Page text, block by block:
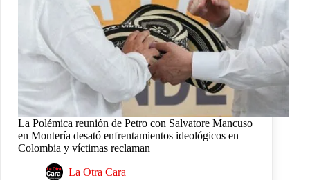
La Polémica reunión de Petro con Salvatore Mancuso
en Montería desató enfrentamientos ideológicos en
Colombia y víctimas reclaman
La Otra Cara